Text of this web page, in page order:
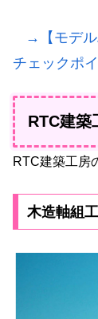
→【モデ
チェックポ
RTC建築
RTC建築工房
木造軸組